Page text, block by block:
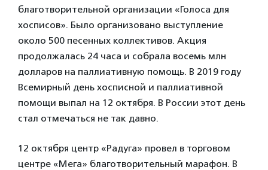
благотворительной организации «Голоса для
хосписов». Было организовано выступление
около 500 песенных коллективов. Акция
продолжалась 24 часа и собрала восемь млн
долларов на паллиативную помощь. В 2019 году
Всемирный день хосписной и паллиативной
помощи выпал на 12 октября. В России этот день
стал отмечаться не так давно.
12 октября центр «Радуга» провел в торговом
центре «Мега» благотворительный марафон. В